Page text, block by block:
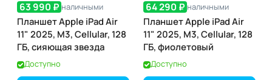
63 990 ₽ наличными
Планшет Apple iPad Air
11" 2025, M3, Cellular, 128
ГБ, сияющая звезда
Доступно
64 290 ₽ наличными
Планшет Apple iPad Air
11" 2025, M3, Cellular, 128
ГБ, фиолетовый
Доступно